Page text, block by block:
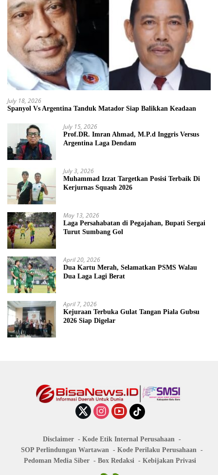
July 18, 2026
Spanyol Vs Argentina Tanduk Matador Siap Balikkan Keadaan
July 15, 2026
Prof.DR. Imran Ahmad, M.P.d Inggris Versus
Argentina Laga Dendam
July 3, 2026
Muhammad Izzat Targetkan Posisi Terbaik Di
Kerjurnas Squash 2026
May 13, 2026
Laga Persahabatan di Pegajahan, Bupati Sergai
Turut Sumbang Gol
April 20, 2026
Dua Kartu Merah, Selamatkan PSMS Walau
Dua Laga Lagi Berat
April 7, 2026
Kejuraan Terbuka Gulat Tangan Piala Gubsu
2026 Siap Digelar
Disclaimer
Kode Etik Internal Perusahaan
SOP Perlindungan Wartawan
Kode Perilaku Perusahaan
Pedoman Media Siber
Box Redaksi Kebijakan Privasi